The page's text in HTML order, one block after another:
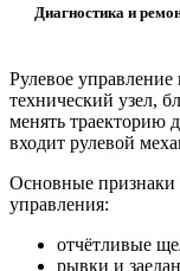
Диагностика и
Рулевое управление
технический узел,
менять траекторию
входит рулевой
Основные признаки
управления:
отчётливые
рывки и